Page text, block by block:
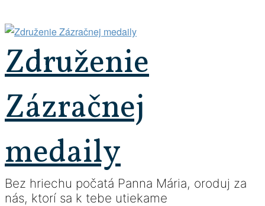
na
obsah
Združenie
Zázračnej
medaily
Bez hriechu počatá Panna Mária, oroduj za
nás, ktorí sa k tebe utiekame